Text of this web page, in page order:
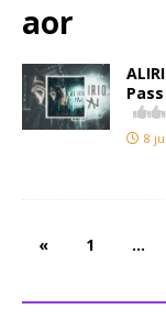
aor
8
« 1 …